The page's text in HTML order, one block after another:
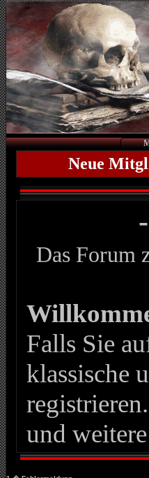
Neue
Das Forum
Falls Sie
klassische
und